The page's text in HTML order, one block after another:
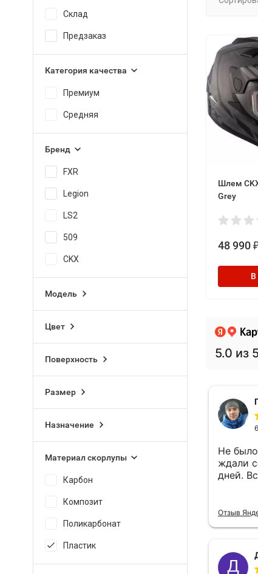
Шлем
Grey
48 990
В
Склад
Предзаказ
Категория качества
Премиум
Средняя
Бренд
FXR
Legion
LS2
509
CKX
Модель
Цвет
Поверхность
Размер
Назначение
Материал скорлупы
Карбон
Композит
Поликарбонат
Пластик